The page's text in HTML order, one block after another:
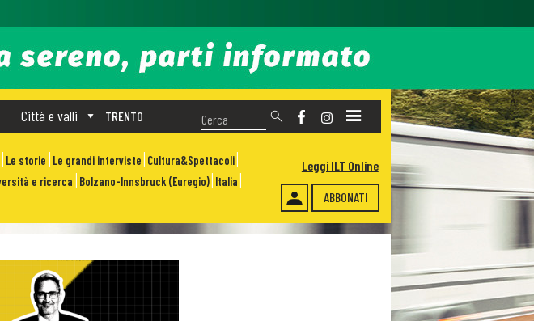
TRENTO
Città e valli
Le storie Le grandi interviste Cultura&Spettacoli
e ricerca Bolzano-Innsbruck (Euregio) Italia
ABBONATI
Leggi ILT Online